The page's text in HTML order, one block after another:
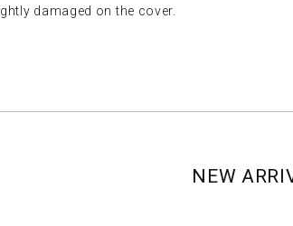
damaged on the cover.
NEW